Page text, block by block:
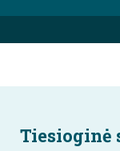
Tiesioginė